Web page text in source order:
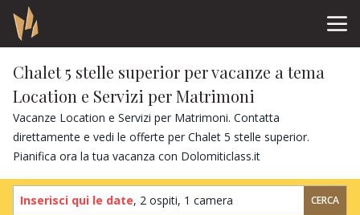
Chalet 5 stelle superior per vacanze a tema
Location e Servizi per Matrimoni
Vacanze Location e Servizi per Matrimoni. Contatta
direttamente e vedi le offerte per Chalet 5 stelle superior.
Pianifica ora la tua vacanza con Dolomiticlass.it
Inserisci qui le date, 2 ospiti, 1 camera CERCA